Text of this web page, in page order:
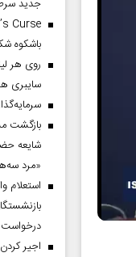
جدید
باشکوه
روی هر
سایبری
بازگشت
شایعه
«مرد
درخواست
اجیر